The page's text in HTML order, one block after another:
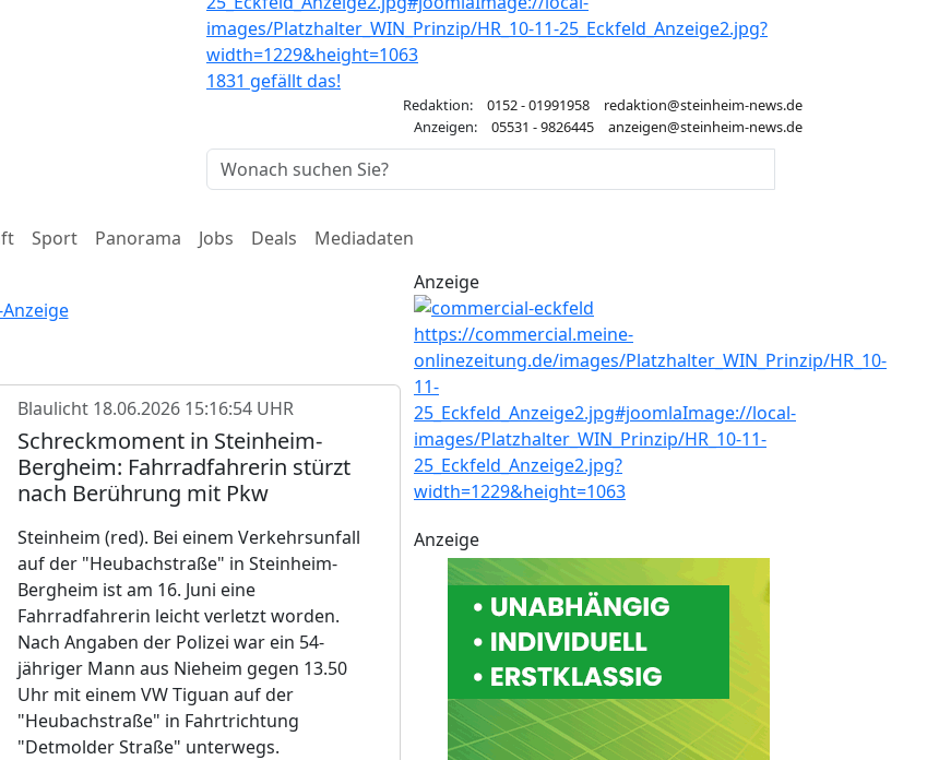
1831 gefällt das!
Redaktion: 0152 - 01991958
redaktion@steinheim-news.de
Anzeigen:
05531 - 9826445 anzeigen@steinheim-news.de
Sport Panorama Jobs Deals
Mediadaten
Blaulicht 18.06.2026 15:16:54 UHR
Schreckmoment in Steinheim-
Bergheim: Fahrradfahrerin stürzt
nach Berührung mit Pkw
Steinheim (red). Bei einem Verkehrsunfall
auf der "Heubachstraße" in Steinheim-
Bergheim ist am 16. Juni eine
Fahrradfahrerin leicht verletzt worden.
Nach Angaben der Polizei war ein 54-
jähriger Mann aus Nieheim gegen 13.50
Uhr mit einem VW Tiguan auf der
"Heubachstraße" in Fahrtrichtung
"Detmolder Straße" unterwegs.
Anzeige
Anzeige